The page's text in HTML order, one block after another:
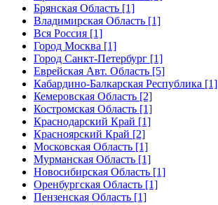
Брянская Область [1]
Владимирская Область [1]
Вся Россия [1]
Город Москва [1]
Город Санкт-Петербург [1]
Еврейская Авт. Область [5]
Кабардино-Балкарская Республика [1]
Кемеровская Область [2]
Костромская Область [1]
Краснодарский Край [1]
Красноярский Край [2]
Московская Область [1]
Мурманская Область [1]
Новосибирская Область [1]
Оренбургская Область [1]
Пензенская Область [1]